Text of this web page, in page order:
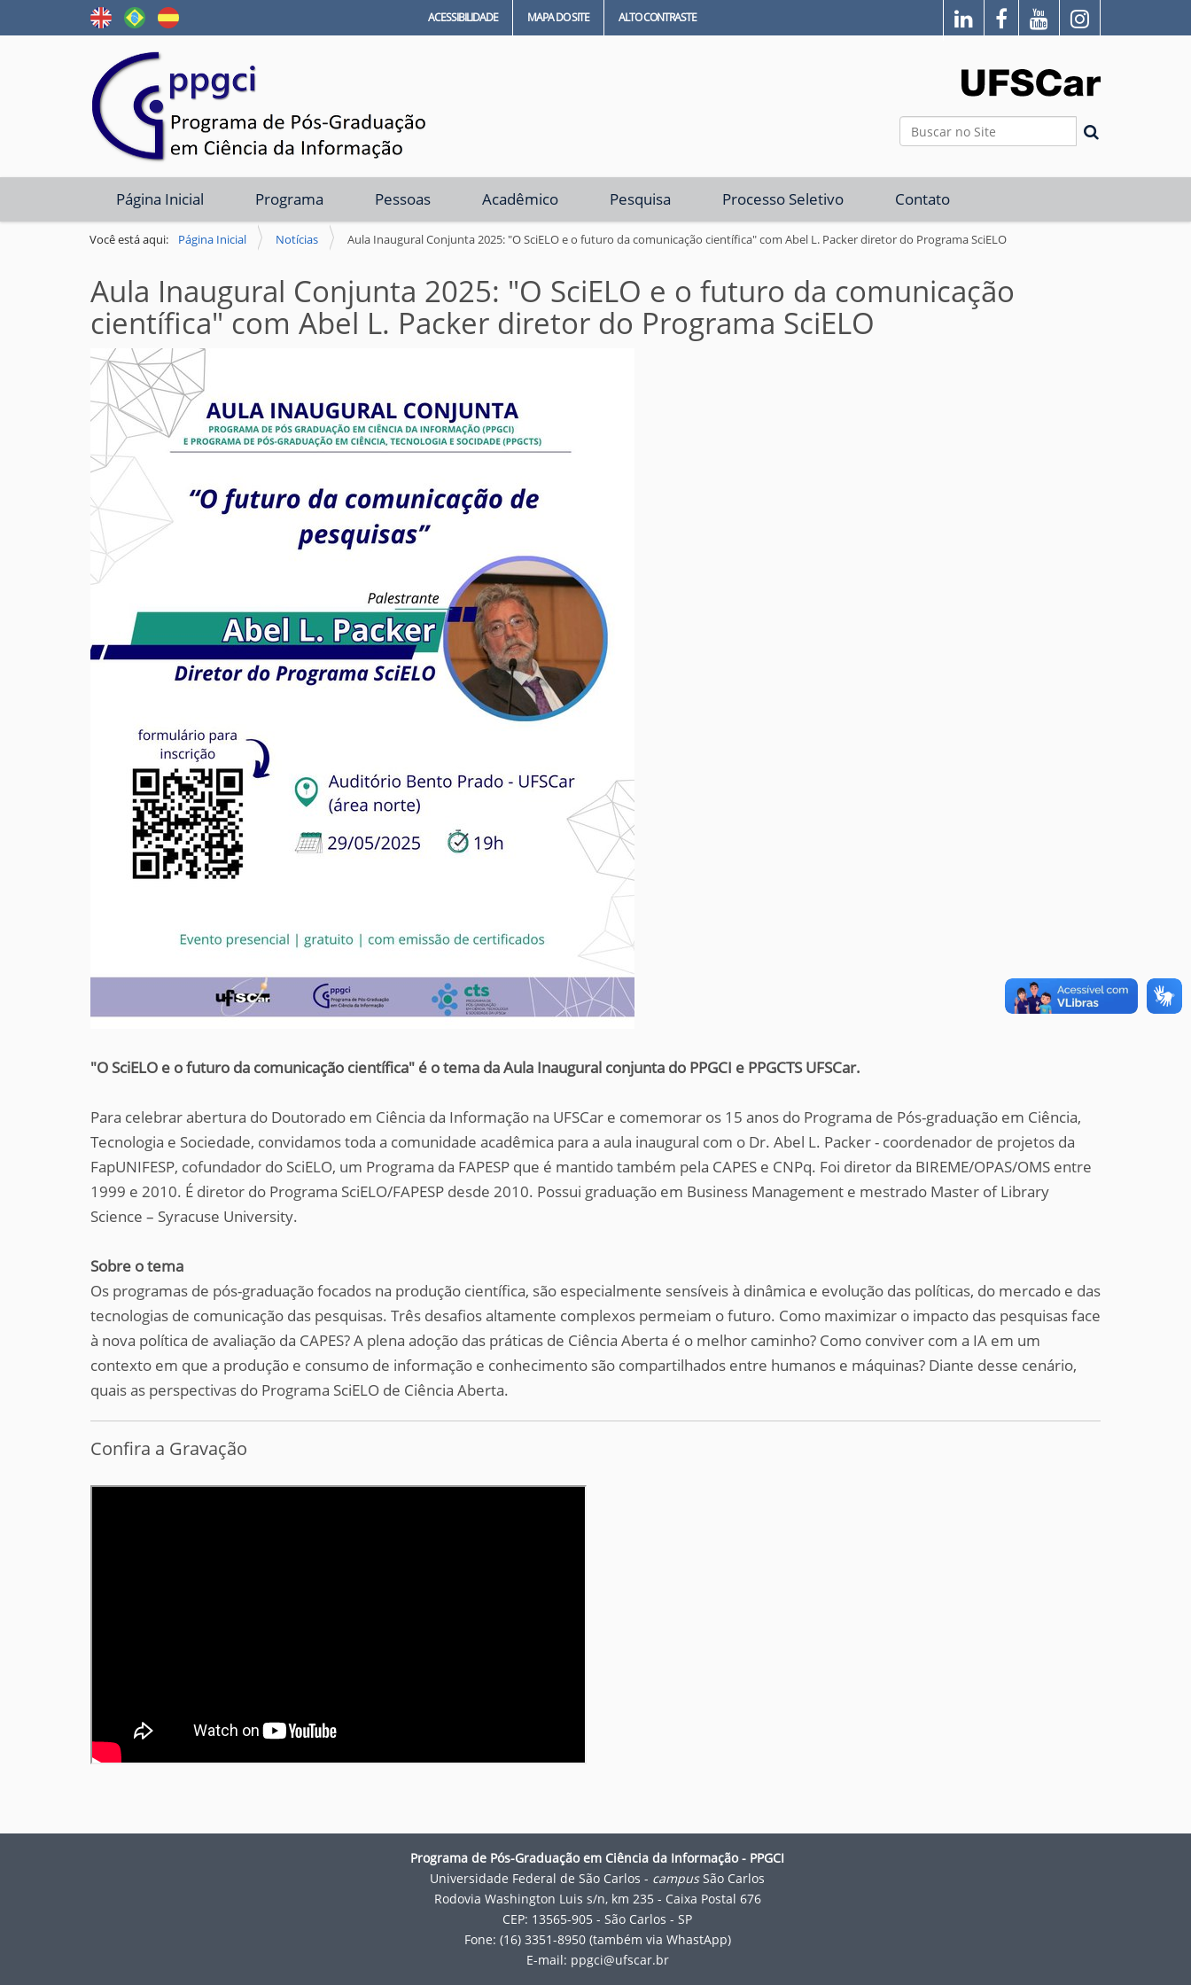
ACESSIBILIDADE MAPA DO SITE ALTO CONTRASTE
Busca
Página Inicial Programa Pessoas Acadêmico Pesquisa Processo Seletivo Contato
Você está aqui: Página Inicial Notícias Aula Inaugural Conjunta 2025: "O SciELO e o futuro da comunicação científica" com Abel L. Packer diretor do Programa SciELO
Aula Inaugural Conjunta 2025: "O SciELO e o futuro da comunicação
científica" com Abel L. Packer diretor do Programa SciELO
"O SciELO e o futuro da comunicação científica" é o tema da Aula Inaugural conjunta do PPGCI e PPGCTS UFSCar.
Para celebrar abertura do Doutorado em Ciência da Informação na UFSCar e comemorar os 15 anos do Programa de Pós-graduação em Ciência,
Tecnologia e Sociedade, convidamos toda a comunidade acadêmica para a aula inaugural com o Dr. Abel L. Packer - coordenador de projetos da
FapUNIFESP, cofundador do SciELO, um Programa da FAPESP que é mantido também pela CAPES e CNPq. Foi diretor da BIREME/OPAS/OMS entre
1999 e 2010. É diretor do Programa SciELO/FAPESP desde 2010. Possui graduação em Business Management e mestrado Master of Library
Science – Syracuse University.
Sobre o tema
Os programas de pós-graduação focados na produção científica, são especialmente sensíveis à dinâmica e evolução das políticas, do mercado e das
tecnologias de comunicação das pesquisas. Três desafios altamente complexos permeiam o futuro. Como maximizar o impacto das pesquisas face
à nova política de avaliação da CAPES? A plena adoção das práticas de Ciência Aberta é o melhor caminho? Como conviver com a IA em um
contexto em que a produção e consumo de informação e conhecimento são compartilhados entre humanos e máquinas? Diante desse cenário,
quais as perspectivas do Programa SciELO de Ciência Aberta.
Confira a Gravação
Programa de Pós-Graduação em Ciência da Informação - PPGCI
Universidade Federal de São Carlos - campusSão Carlos
Rodovia Washington Luis s/n, km 235 - Caixa Postal 676
CEP: 13565-905 - São Carlos - SP
Fone: (16) 3351-8950 (também via WhastApp)
E-mail: ppgci@ufscar.br